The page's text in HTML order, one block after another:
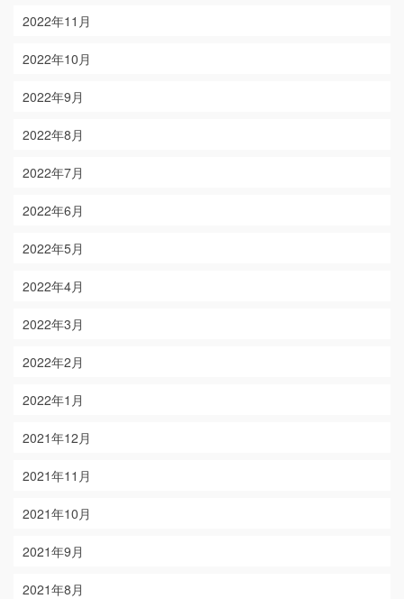
2022年11月
2022年10月
2022年9月
2022年8月
2022年7月
2022年6月
2022年5月
2022年4月
2022年3月
2022年2月
2022年1月
2021年12月
2021年11月
2021年10月
2021年9月
2021年8月